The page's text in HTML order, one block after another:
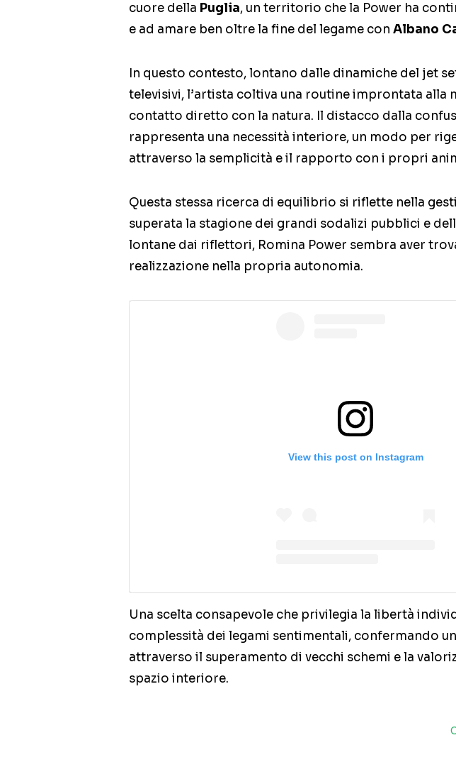
cuore della Puglia, un territorio che la Power ha
e ad amare ben oltre la fine del legame con Albano
In questo contesto, lontano dalle dinamiche del jet
televisivi, l’artista coltiva una routine improntata alla
contatto diretto con la natura. Il distacco dalla
rappresenta una necessità interiore, un modo per
attraverso la semplicità e il rapporto con i propri
Questa stessa ricerca di equilibrio si riflette nella
superata la stagione dei grandi sodalizi pubblici e
lontane dai riflettori, Romina Power sembra aver
realizzazione nella propria autonomia.
View this post on Instagram
Una scelta consapevole che privilegia la libertà
complessità dei legami sentimentali, confermando
attraverso il superamento di vecchi schemi e la
spazio interiore.